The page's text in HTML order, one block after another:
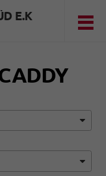
E.K